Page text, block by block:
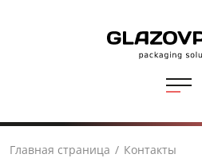
Главная страница / Контакты